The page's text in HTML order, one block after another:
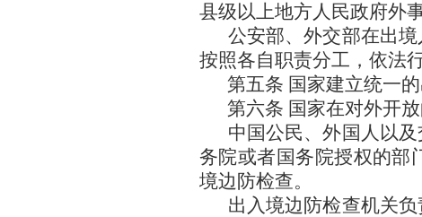
县级以上地方人民政府外
公安部、外交部在出
按照各自职责分工，依法
第五条 国家建立统一
第六条 国家在对外开
中国公民、外国人以
务院或者国务院授权的部
境边防检查。
出入境边防检查机关